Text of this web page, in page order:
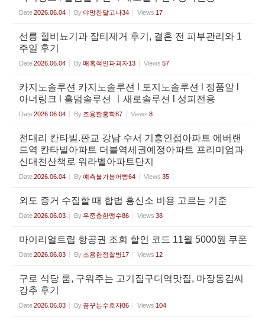
Date2026.06.04 By 야망찬달고나34 Views 17
선릉 힐비뇨기과 잡티제거 후기, 결혼 전 피부관리와 1
주일 후기
Date2026.06.04 By매혹적인파괴자13 Views 57
카지노솔루션 카지노솔루션 l 토지노솔루션 l 정품알 l
아너링크 l 홀덤솔루션 ㅣ새로솔루션 l 성피전용
Date2026.06.04 By 조용한홍학87 Views 8
전대리 칸타빌.판교 강남 수서 기흥인접아파트 에버랜
드역 칸타빌아파트 더블역세권예정아파트 프리미엄과
신대천산책로 워라벨아파트단지
Date2026.06.04 By예측불가붕어빵64 Views 35
외도 증거 수집할 때 합법 흥신소 비용 고르는 기준
Date2026.06.03 By우중충한맹수86 Views 38
마이리얼트립 항공권 조회 할인 코드 11월 5000원 쿠폰
Date2026.06.03 By 조용한정찰병17 Views 12
구로 식당 룸, 구워주는 고기집구디역맛집, 마장동김씨
강추 후기
Date2026.06.03 By꿈꾸는수호자86 Views 104